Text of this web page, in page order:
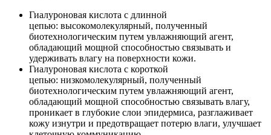
Гиалуроновая кислота с длинной
цепью: высокомолекулярный, полученный
биотехнологическим путем увлажняющий агент,
обладающий мощной способностью связывать и
удерживать влагу на поверхности кожи.
Гиалуроновая кислота с короткой
цепью: низкомолекулярный, полученный
биотехнологическим путем увлажняющий агент,
обладающий мощной способностью связывать влагу,
проникает в глубокие слои эпидермиса, разглаживает
кожу изнутри и предотвращает потерю влаги, улучшает